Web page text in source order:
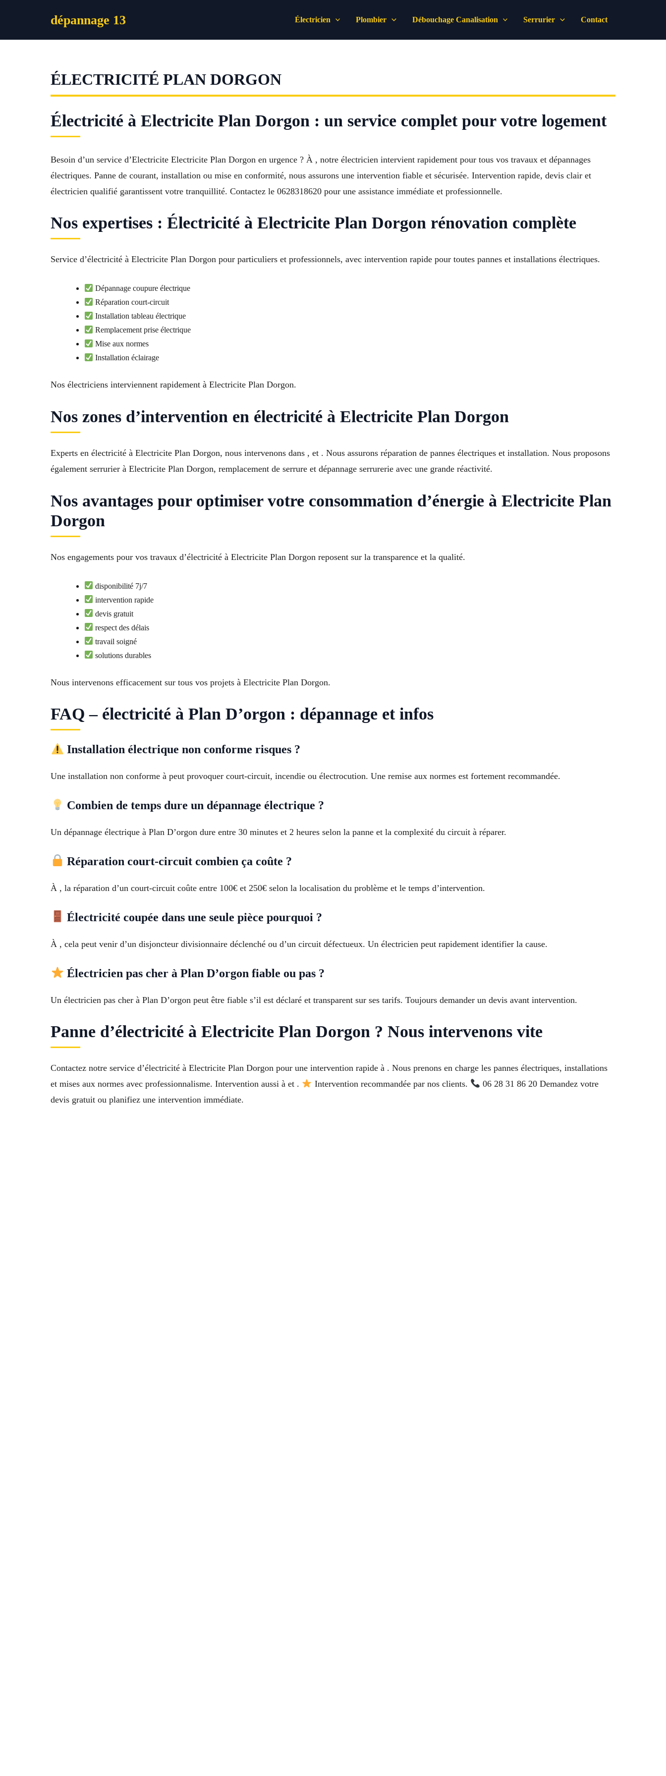
dépannage 13 Électricien Plombier Débouchage Canalisation Serrurier Contact
ÉLECTRICITÉ PLAN DORGON
Électricité à Electricite Plan Dorgon : un service complet pour votre logement
Besoin d’un service d’Electricite Electricite Plan Dorgon en urgence ? À , notre électricien intervient rapidement pour tous vos travaux et dépannages
électriques. Panne de courant, installation ou mise en conformité, nous assurons une intervention fiable et sécurisée. Intervention rapide, devis clair et
électricien qualifié garantissent votre tranquillité. Contactez le 0628318620 pour une assistance immédiate et professionnelle.
Nos expertises : Électricité à Electricite Plan Dorgon rénovation complète
Service d’électricité à Electricite Plan Dorgon pour particuliers et professionnels, avec intervention rapide pour toutes pannes et installations électriques.
Dépannage coupure électrique
Réparation court-circuit
Installation tableau électrique
Remplacement prise électrique
Mise aux normes
Installation éclairage
Nos électriciens interviennent rapidement à Electricite Plan Dorgon.
Nos zones d’intervention en électricité à Electricite Plan Dorgon
Experts en électricité à Electricite Plan Dorgon, nous intervenons dans , et . Nous assurons réparation de pannes électriques et installation. Nous proposons
également serrurier à Electricite Plan Dorgon, remplacement de serrure et dépannage serrurerie avec une grande réactivité.
Nos avantages pour optimiser votre consommation d’énergie à Electricite Plan
Dorgon
Nos engagements pour vos travaux d’électricité à Electricite Plan Dorgon reposent sur la transparence et la qualité.
disponibilité 7j/7
intervention rapide
devis gratuit
respect des délais
travail soigné
solutions durables
Nous intervenons efficacement sur tous vos projets à Electricite Plan Dorgon.
FAQ – électricité à Plan D’orgon : dépannage et infos
Installation électrique non conforme risques ?
Une installation non conforme à peut provoquer court-circuit, incendie ou électrocution. Une remise aux normes est fortement recommandée.
Combien de temps dure un dépannage électrique ?
Un dépannage électrique à Plan D’orgon dure entre 30 minutes et 2 heures selon la panne et la complexité du circuit à réparer.
Réparation court-circuit combien ça coûte ?
À , la réparation d’un court-circuit coûte entre 100€ et 250€ selon la localisation du problème et le temps d’intervention.
Électricité coupée dans une seule pièce pourquoi ?
À , cela peut venir d’un disjoncteur divisionnaire déclenché ou d’un circuit défectueux. Un électricien peut rapidement identifier la cause.
Électricien pas cher à Plan D’orgon fiable ou pas ?
Un électricien pas cher à Plan D’orgon peut être fiable s’il est déclaré et transparent sur ses tarifs. Toujours demander un devis avant intervention.
Panne d’électricité à Electricite Plan Dorgon ? Nous intervenons vite
Contactez notre service d’électricité à Electricite Plan Dorgon pour une intervention rapide à . Nous prenons en charge les pannes électriques, installations
et mises aux normes avec professionnalisme. Intervention aussi à et .
Intervention recommandée par nos clients.
06 28 31 86 20 Demandez votre
devis gratuit ou planifiez une intervention immédiate.